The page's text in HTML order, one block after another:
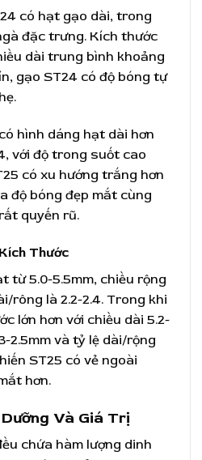
có hạt gạo dài, trong
đặc trưng. Kích thước
dài trung bình khoảng
gạo ST24 có độ bóng tự
hình dáng hạt dài hơn
với độ trong suốt cao
có xu hướng trắng hơn
độ bóng đẹp mắt cùng
quyến rũ.
Thước
từ 5.0-5.5mm, chiều rộng
rông là 2.2-2.4. Trong khi
lớn hơn với chiều dài 5.2-
2.5mm và tỷ lệ dài/rộng
ST25 có vẻ ngoài
hơn.
Và Giá Trị
chứa hàm lượng dinh